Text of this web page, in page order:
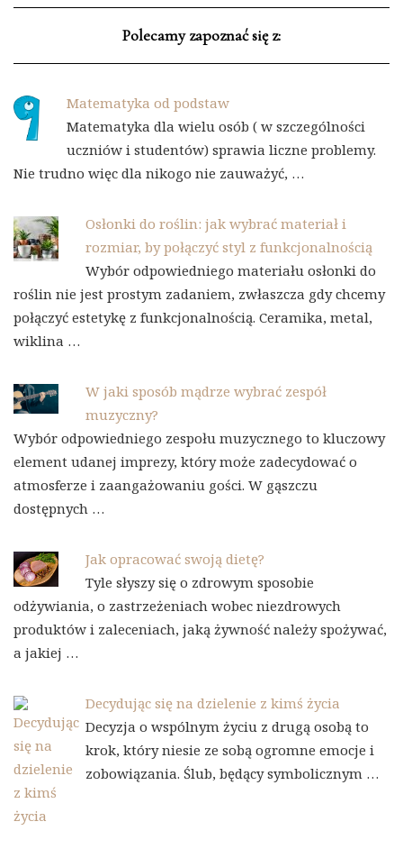
Polecamy zapoznać się z:
Matematyka od podstaw
Matematyka dla wielu osób ( w szczególności
uczniów i studentów) sprawia liczne problemy.
Nie trudno więc dla nikogo nie zauważyć, …
Osłonki do roślin: jak wybrać materiał i
rozmiar, by połączyć styl z funkcjonalnością
Wybór odpowiedniego materiału osłonki do
roślin nie jest prostym zadaniem, zwłaszcza gdy chcemy
połączyć estetykę z funkcjonalnością. Ceramika, metal,
wiklina …
W jaki sposób mądrze wybrać zespół
muzyczny?
Wybór odpowiedniego zespołu muzycznego to kluczowy
element udanej imprezy, który może zadecydować o
atmosferze i zaangażowaniu gości. W gąszczu
dostępnych …
Jak opracować swoją dietę?
Tyle słyszy się o zdrowym sposobie
odżywiania, o zastrzeżeniach wobec niezdrowych
produktów i zaleceniach, jaką żywność należy spożywać,
a jakiej …
Decydując się na dzielenie z kimś życia
Decyzja o wspólnym życiu z drugą osobą to
krok, który niesie ze sobą ogromne emocje i
zobowiązania. Ślub, będący symbolicznym …